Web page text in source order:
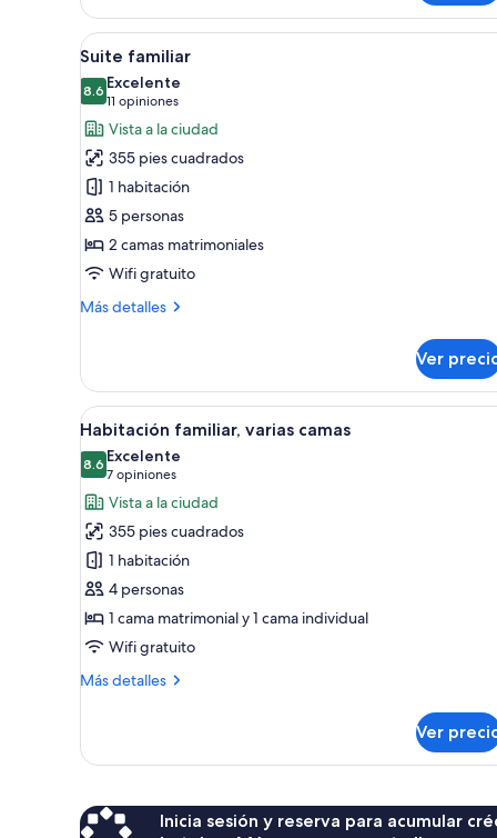
cuádruple
familiar
Abrir
todas
las
fotos
de
Suite
familiar
Una habitación de hotel
7
Suite familiar
8.68.6 de 10
Excelente
11 opiniones
(11
opiniones)
Vista a la ciudad
355 pies cuadrados
1 habitación
5 personas
2 camas matrimoniales
Wifi gratuito
Más detalles
Más
familiar
Ver
Abrir
todas
las
fotos
de
Habitación
familiar,
varias
camas
Habitación familiar, varias
5
Habitación familiar, varias camas
8.68.6 de 10
Excelente
7 opiniones
(7
opiniones)
Vista a la ciudad
355 pies cuadrados
1 habitación
4 personas
1 cama matrimonial y 1 cama individual
Wifi gratuito
Más detalles
Más
familiar,
Ver
Inicia sesión y reserva para acumular